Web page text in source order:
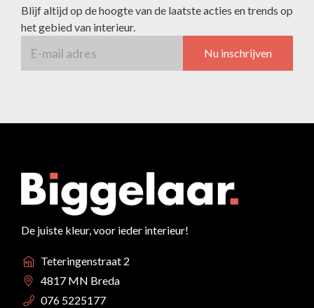
Blijf altijd op de hoogte van de laatste acties en trends op
het gebied van interieur.
Nu inschrijven
De juiste kleur, voor ieder interieur!
Teteringenstraat 2
4817 MN Breda
076 5225177